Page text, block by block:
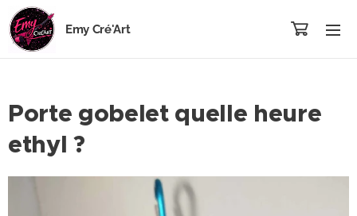
Emy Cré'Art
Porte gobelet quelle heure
ethyl ?